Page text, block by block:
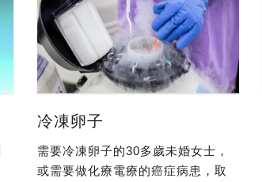
冷凍卵子
需要冷凍卵子的30多歲未婚女士，
或需要做化療電療的癌症病患，取